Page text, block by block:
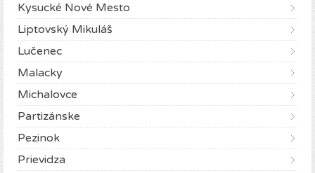
Kysucké Nové Mesto
Liptovský Mikuláš
Lučenec
Malacky
Michalovce
Partizánske
Pezinok
Prievidza